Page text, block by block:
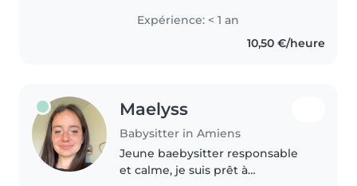
septembre 2026 je vais
commencer mes études
Expérience: < 1 an
10,50 €/heure
Maelyss
Babysitter in Amiens
Jeune baebysitter responsable
et calme, je suis prêt à